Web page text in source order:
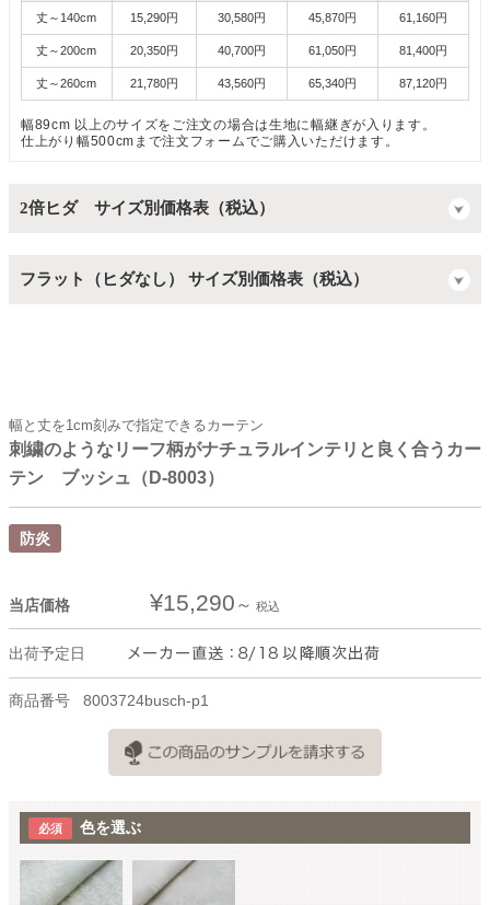
丈～140cm
丈～200cm
丈～260cm
15,290円
20,350円
21,780円
30,580円
40,700円
43,560円
45,870円
61,050円
65,340円
61,160円
81,400円
87,120円
幅89cm 以上のサイズをご注文の場合は生地に幅継ぎが入ります。
仕上がり幅500cmまで注文フォームでご購入いただけます。
2倍ヒダ サイズ別価格表（税込）
フラット（ヒダなし） サイズ別価格表（税込）
幅と丈を1cm刻みで指定できるカーテン
刺繍のようなリーフ柄がナチュラルインテリと良く合うカー
テン ブッシュ（D-8003）
防炎
当店価格 ¥15,290 税込
出荷予定日
商品番号 8003724busch-p1
色を選ぶ